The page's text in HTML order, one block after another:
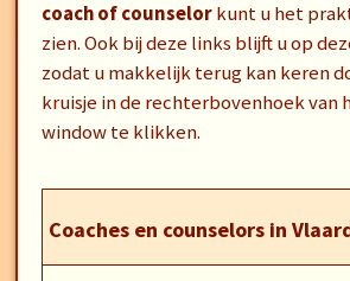
coach of counselorkunt u het
zien. Ook bij deze links blijft u op
zodat u makkelijk terug kan keren
kruisje in de rechterbovenhoek van
window te klikken.
Coaches en counselors in